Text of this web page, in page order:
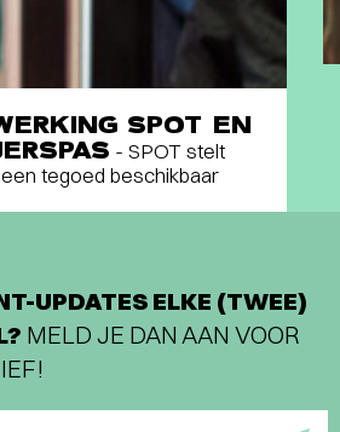
SPOT EN
- SPOT stelt
tegoed beschikbaar
UPDATES ELKE (TWEE)
MELD JE DAN AAN VOOR